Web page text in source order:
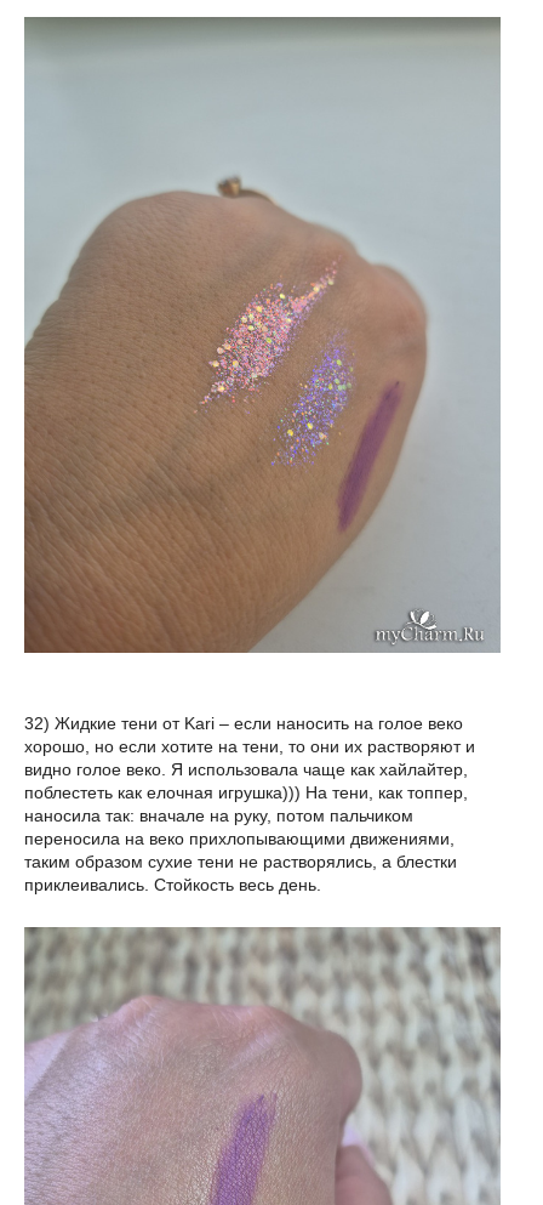
32) Жидкие тени от Kari – если наносить на голое веко
хорошо, но если хотите на тени, то они их растворяют и
видно голое веко. Я использовала чаще как хайлайтер,
поблестеть как елочная игрушка))) На тени, как топпер,
наносила так: вначале на руку, потом пальчиком
переносила на веко прихлопывающими движениями,
таким образом сухие тени не растворялись, а блестки
приклеивались. Стойкость весь день.